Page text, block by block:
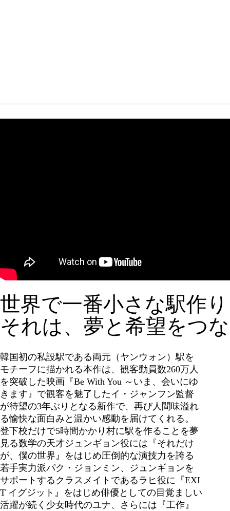
世界で一番小さな駅作り
それは、夢と希望をつ
韓国初の私設駅である両元（ヤンウォン）駅を
モチーフに描かれる本作は、観客動員数260万人
を突破した映画『Be With You ～いま、会いにゆ
きます』で観客を魅了したイ・ジャンフン監督
が待望の3年ぶりとなる新作で、再び人間味溢れ
る愉快な面白みと温かい感動を届けてくれる。
登下校だけで5時間かかり村に駅を作ることを夢
見る数学の天才ジュンギョン役には『それだけ
が、僕の世界』をはじめ圧倒的な演技力を誇る
若手実力派パク・ジョンミン、ジュンギョンを
サポートするクラスメイトであるラヒ役に『EXI
T イグジット』をはじめ俳優としての目覚ましい
活躍が続く少女時代のユナ、さらには『工作』